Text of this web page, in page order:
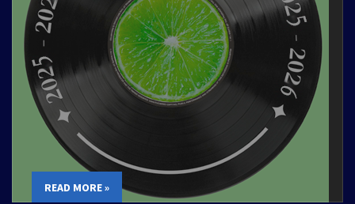
READ MORE »